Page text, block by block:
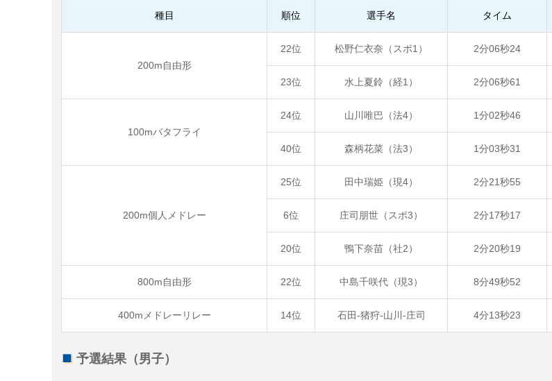
種目 順位 選手名 タイム
200m自由形
22位 松野仁衣奈（スポ1） 2分06秒24
23位 水上夏鈴（経1） 2分06秒61
100mバタフライ
24位 山川唯巴（法4） 1分02秒46
40位 森柄花菜（法3） 1分03秒31
200m個人メドレー
25位 田中瑞姫（現4） 2分21秒55
6位 庄司朋世（スポ3） 2分17秒17
20位 鴨下奈苗（社2） 2分20秒19
800m自由形 22位 中島千咲代（現3） 8分49秒52
400mメドレーリレー 14位 石田-猪狩-山川-庄司 4分13秒23
予選結果（男子）